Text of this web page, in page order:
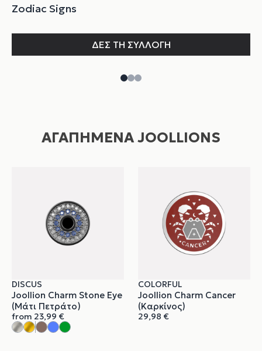
Zodiac Signs
ΔΕΣ ΤΗ ΣΥΛΛΟΓΗ
ΑΓΑΠΗΜΕΝΑ JOOLLIONS
DISCUS
Joollion Charm Stone Eye
(Μάτι Πετράτο)
from 23,99 €
COLORFUL
Joollion Charm Cancer
(Καρκίνος)
29,98 €